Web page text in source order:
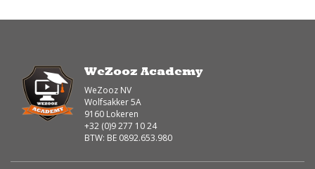
WeZooz Academy
WeZooz NV
Wolfsakker 5A
9160 Lokeren
+32 (0)9 277 10 24
BTW: BE 0892.653.980